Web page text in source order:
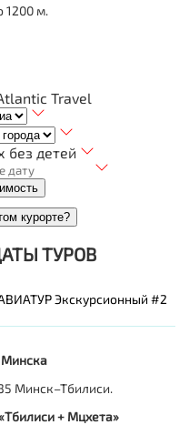
1200 м.
Travel
без детей
курорте?
ТУРОВ
Экскурсионный #2
Минск–Тбилиси.
+ Мцхета»